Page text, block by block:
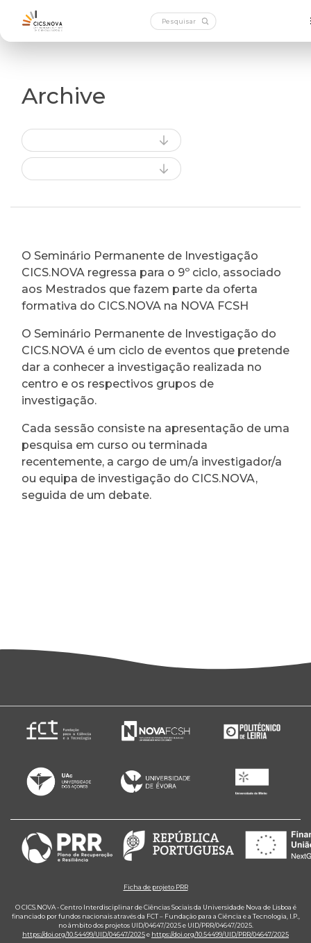
Archive
O Seminário Permanente de Investigação
CICS.NOVA regressa para o 9º ciclo, associado
aos Mestrados que fazem parte da oferta
formativa do CICS.NOVA na NOVA FCSH
O Seminário Permanente de Investigação do
CICS.NOVA é um ciclo de eventos que pretende
dar a conhecer a investigação realizada no
centro e os respectivos grupos de
investigação.
Cada sessão consiste na apresentação de uma
pesquisa em curso ou terminada
recentemente, a cargo de um/a investigador/a
ou equipa de investigação do CICS.NOVA,
seguida de um debate.
Ficha de projeto PRR
O CICS.NOVA - Centro Interdisciplinar de Ciências Sociais da Universidade Nova de Lisboa é
financiado por fundos nacionais através da FCT – Fundação para a Ciência e a Tecnologia, I.P.,
no âmbito dos projetos UID/04647/2025 e UID/PRR/04647/2025.
https://doi.org/10.54499/UID/04647/2025e https://doi.org/10.54499/UID/PRR/04647/2025